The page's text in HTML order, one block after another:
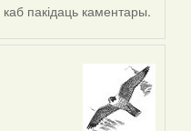
каб пакідаць каментары.